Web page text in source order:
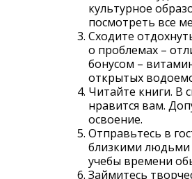
культурное
посмотреть все
Сходите
о проблемах –
бонусом –
открытых
Читайте книги. В
нравится вам.
освоение.
Отправьтесь в
близкими людьми
учебы времени
Займитесь